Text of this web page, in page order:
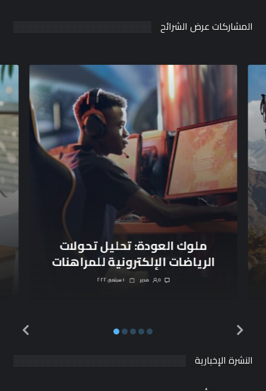
المشاركات عرض الشرائح
ملوك العودة: تحليل تحولات
الرياضات الإلكترونية للمراهنات
١٠ سبتمبر، ٢٠٢٢ مدیر 0
النشرة الإخبارية